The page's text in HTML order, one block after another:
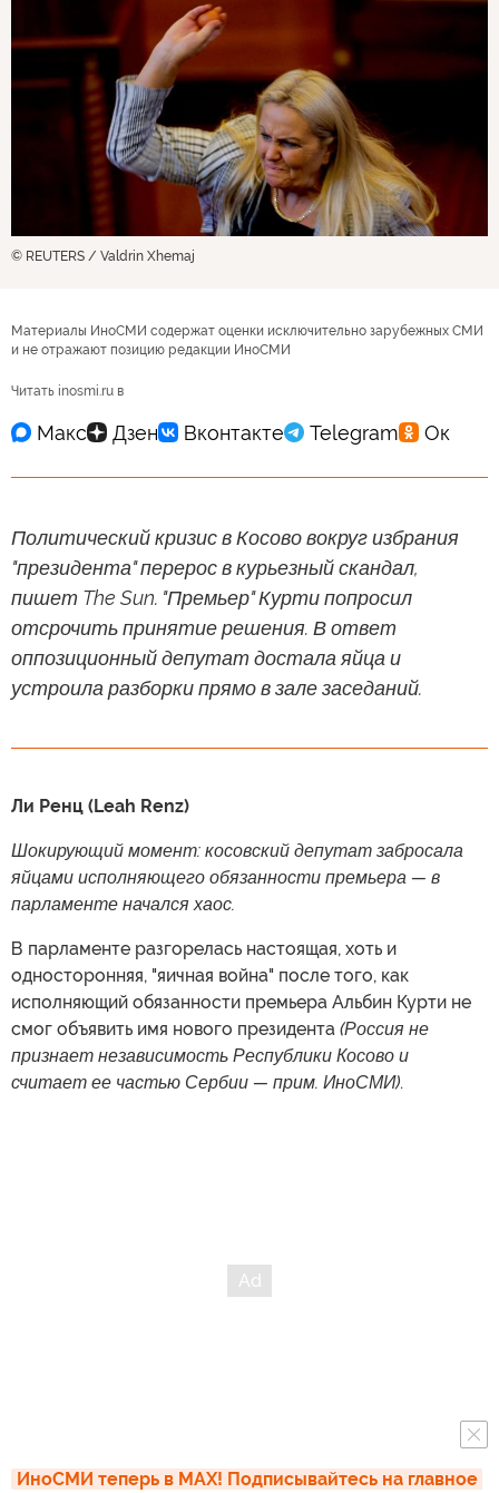
© REUTERS / Valdrin Xhemaj
Материалы ИноСМИ содержат оценки исключительно зарубежных СМИ
и не отражают позицию редакции ИноСМИ
Читать inosmi.ru в
Политический кризис в Косово вокруг избрания
"президента" перерос в курьезный скандал,
пишет The Sun. "Премьер" Курти попросил
отсрочить принятие решения. В ответ
оппозиционный депутат достала яйца и
устроила разборки прямо в зале заседаний.
Ли Ренц (Leah Renz)
Шокирующий момент: косовский депутат забросала
яйцами исполняющего обязанности премьера — в
парламенте начался хаос.
В парламенте разгорелась настоящая, хоть и
односторонняя, "яичная война" после того, как
исполняющий обязанности премьера Альбин Курти не
смог объявить имя нового президента (Россия не
признает независимость Республики Косово и
считает ее частью Сербии — прим. ИноСМИ).
ИноСМИ теперь в MAX! Подписывайтесь на главное